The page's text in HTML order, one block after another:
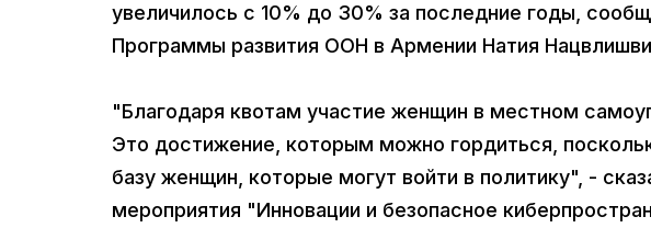
увеличилось с 10% до 30% за последние годы,
Программы развития ООН в Армении Натия
"Благодаря квотам участие женщин в местном
Это достижение, которым можно гордиться,
базу женщин, которые могут войти в политику", -
мероприятия "Инновации и безопасное